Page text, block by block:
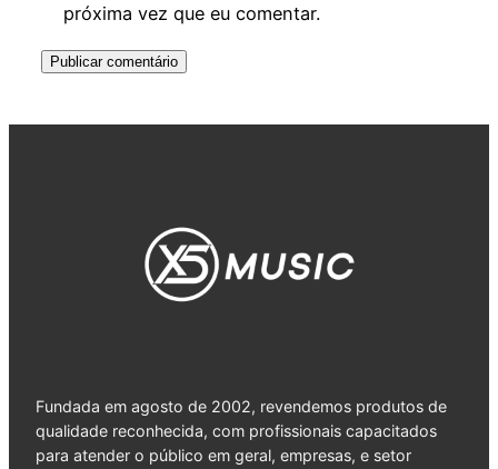
próxima vez que eu comentar.
Fundada em agosto de 2002, revendemos produtos de
qualidade reconhecida, com profissionais capacitados
para atender o público em geral, empresas, e setor